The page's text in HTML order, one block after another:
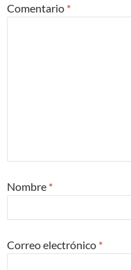
Comentario *
Nombre *
Correo electrónico *